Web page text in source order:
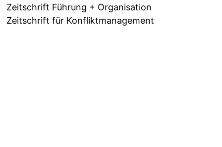
Zeitschrift Führung + Organisation
Zeitschrift für Konfliktmanagement